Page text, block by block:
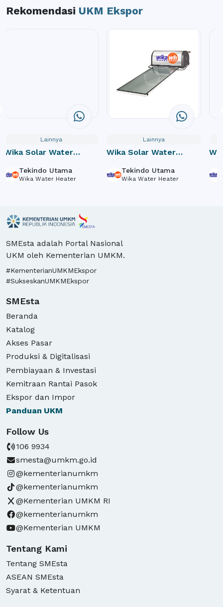
Rekomendasi UKM Ekspor
Lainnya
Wika Solar Water
Tekindo Utama
Wika Water Heater
Lainnya
Wika Solar Water
Tekindo Utama
Wika Water Heater
SMEsta adalah Portal Nasional
UKM oleh Kementerian UMKM.
#KementerianUMKMEkspor
#SukseskanUMKMEkspor
SMEsta
Beranda
Katalog
Akses Pasar
Produksi & Digitalisasi
Pembiayaan & Investasi
Kemitraan Rantai Pasok
Ekspor dan Impor
Panduan UKM
Follow Us
106 9934
smesta@umkm.go.id
@kementerianumkm
@kementerianumkm
@Kementerian UMKM RI
@kementerianumkm
@Kementerian UMKM
Tentang Kami
Tentang SMEsta
ASEAN SMEsta
Syarat & Ketentuan